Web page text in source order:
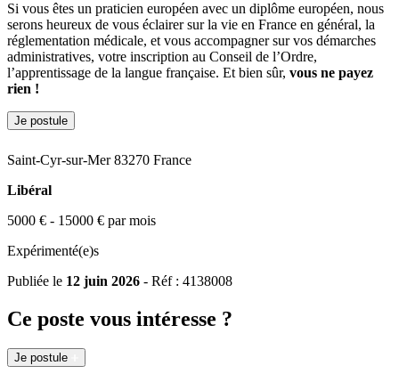
Si vous êtes un praticien européen avec un diplôme européen, nous
serons heureux de vous éclairer sur la vie en France en général, la
réglementation médicale, et vous accompagner sur vos démarches
administratives, votre inscription au Conseil de l’Ordre,
l’apprentissage de la langue française. Et bien sûr, vous ne payez
rien !
Je postule
Saint-Cyr-sur-Mer 83270 France
Libéral
5000 € - 15000 € par mois
Expérimenté(e)s
Publiée le 12 juin 2026 - Réf : 4138008
Ce poste vous intéresse ?
Je postule